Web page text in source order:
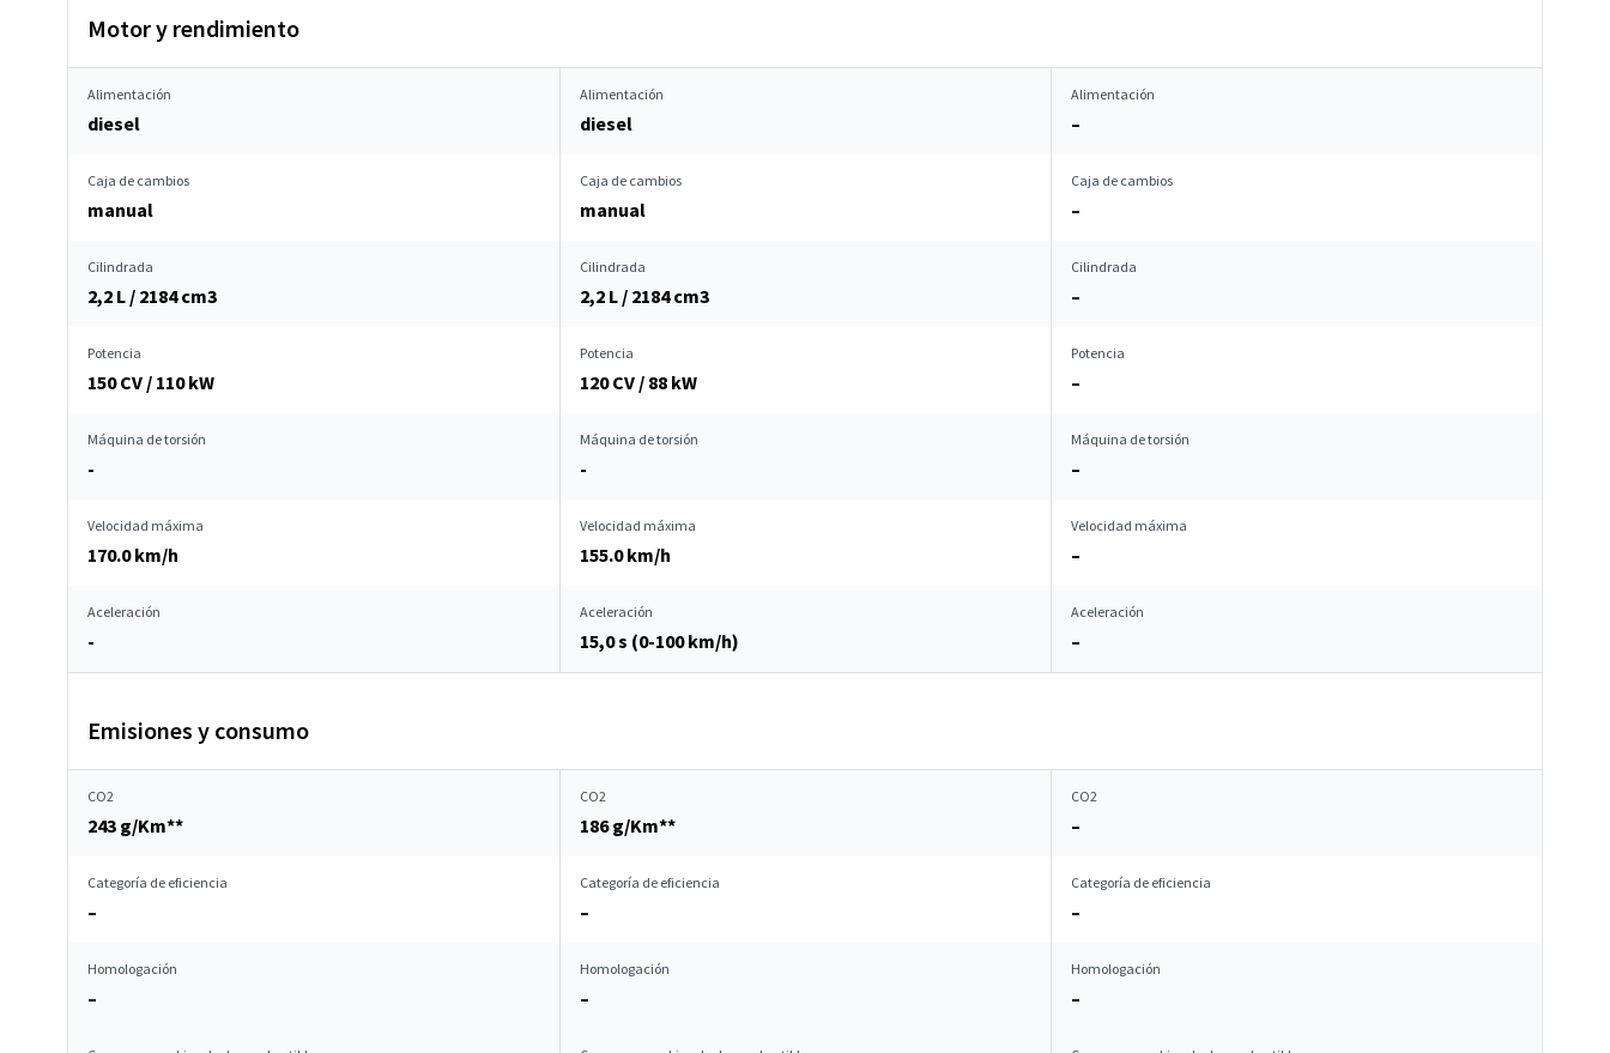
Motor y rendimiento
Alimentación
diesel
Alimentación
diesel
Alimentación
–
Caja de cambios
manual
Caja de cambios
manual
Caja de cambios
–
Cilindrada
2,2 L / 2184 cm3
Cilindrada
2,2 L / 2184 cm3
Cilindrada
–
Potencia
150 CV / 110 kW
Potencia
120 CV / 88 kW
Potencia
–
Máquina de torsión
-
Máquina de torsión
-
Máquina de torsión
–
Velocidad máxima
170.0 km/h
Velocidad máxima
155.0 km/h
Velocidad máxima
–
Aceleración
-
Aceleración
15,0 s (0-100 km/h)
Aceleración
–
Emisiones y consumo
CO2
243 g/Km**
CO2
186 g/Km**
CO2
–
Categoría de eficiencia
–
Categoría de eficiencia
–
Categoría de eficiencia
–
Homologación
–
Homologación
–
Homologación
–